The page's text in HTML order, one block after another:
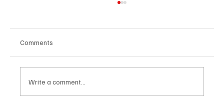
Comments
Write a comment...